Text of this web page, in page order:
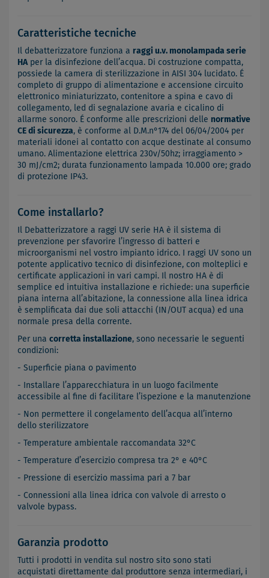
Caratteristiche tecniche
Il debatterizzatore funziona a raggi u.v. monolampada serie
HA per la disinfezione dell’acqua. Di costruzione compatta,
possiede la camera di sterilizzazione in AISI 304 lucidato. É
completo di gruppo di alimentazione e accensione circuito
elettronico miniaturizzato, contenitore a spina e cavo di
collegamento, led di segnalazione avaria e cicalino di
allarme sonoro. É conforme alle prescrizioni delle normative
CE di sicurezza, è conforme al D.M.n°174 del 06/04/2004 per
materiali idonei al contatto con acque destinate al consumo
umano. Alimentazione elettrica 230v/50hz; irraggiamento >
30 mJ/cm2; durata funzionamento lampada 10.000 ore; grado
di protezione IP43.
Come installarlo?
Il Debatterizzatore a raggi UV serie HA è il sistema di
prevenzione per sfavorire l’ingresso di batteri e
microorganismi nel vostro impianto idrico. I raggi UV sono un
potente applicativo tecnico di disinfezione, con molteplici e
certificate applicazioni in vari campi. Il nostro HA è di
semplice ed intuitiva installazione e richiede: una superficie
piana interna all’abitazione, la connessione alla linea idrica
è semplificata dai due soli attacchi (IN/OUT acqua) ed una
normale presa della corrente.
Per una corretta installazione, sono necessarie le seguenti
condizioni:
- Superficie piana o pavimento
- Installare l’apparecchiatura in un luogo facilmente
accessibile al fine di facilitare l’ispezione e la manutenzione
- Non permettere il congelamento dell’acqua all’interno
dello sterilizzatore
- Temperature ambientale raccomandata 32°C
- Temperature d’esercizio compresa tra 2° e 40°C
- Pressione di esercizio massima pari a 7 bar
- Connessioni alla linea idrica con valvole di arresto o
valvole bypass.
Garanzia prodotto
Tutti i prodotti in vendita sul nostro sito sono stati
acquistati direttamente dal produttore senza intermediari, i